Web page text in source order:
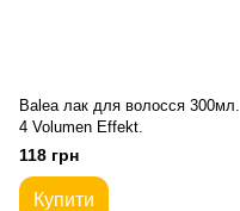
Balea лак для волосся 300мл.
4 Volumen Effekt.
118 грн
Купити